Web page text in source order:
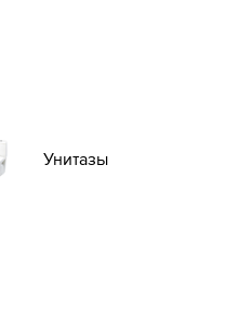
Унитазы